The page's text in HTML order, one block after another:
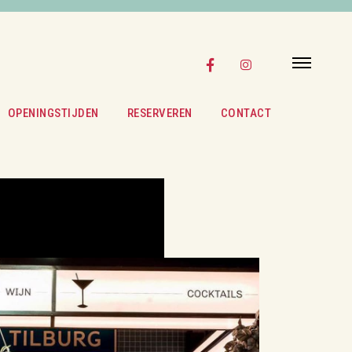
OPENINGSTIJDEN RESERVEREN CONTACT